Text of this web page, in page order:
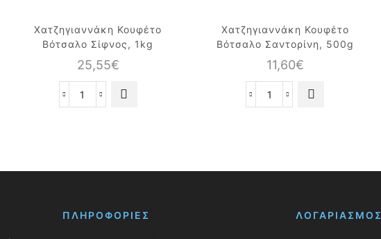
Χατζηγιαννάκη Κουφέτο
Βότσαλο Σίφνος, 1kg
25,55€
Χατζηγιαννάκη
ποσότητα
Χατζηγιαννάκη Κουφέτο
Βότσαλο Σαντορίνη, 500g
11,60€
Χατζηγιαννάκη
ποσότητα
,
ΠΛΗΡΟΦΟΡΙΕΣ ΛΟΓΑΡΙΑΣΜΟΣ